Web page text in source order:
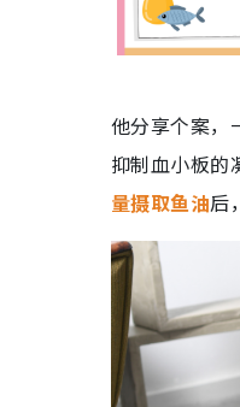
他分享个案，
抑制血小板的
量摄取鱼油后